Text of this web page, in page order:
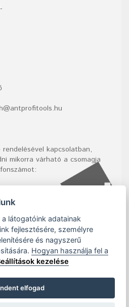
kapcsolatban,
mikorra várható a csomagja
látogatóink adatainak
fejlesztésére, személyre
és nagyszerű
Hogyan használja fel a
kezelése
elfogad